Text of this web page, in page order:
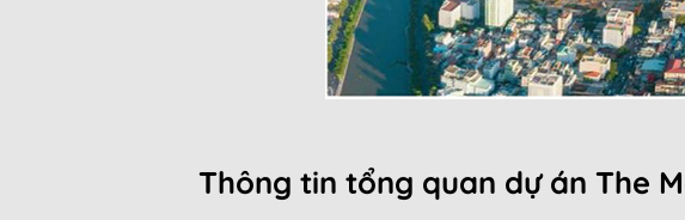
Thông tin tổng quan dự án The